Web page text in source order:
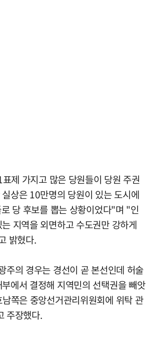
제 가지고 많은 당원들이 당원 주권
상은 10만명의 당원이 있는 도시에
당 후보를 뽑는 상황이었다"며 "인
지역을 외면하고 수도권만 강하게
밝혔다.
주의 경우는 경선이 곧 본선인데 허술
에서 결정해 지역민의 선택권을 빼앗
쪽은 중앙선거관리위원회에 위탁 관
주장했다.